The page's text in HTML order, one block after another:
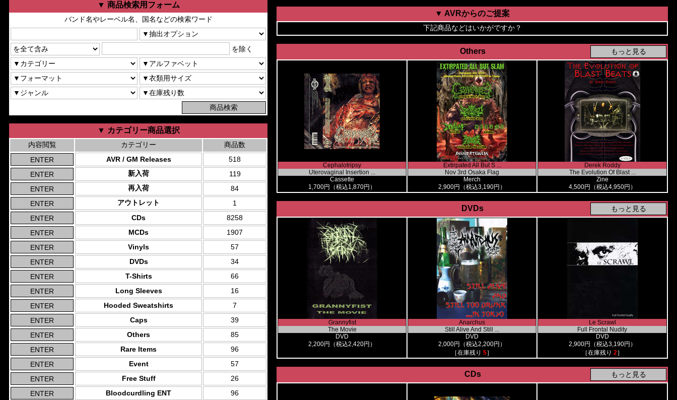
▼ 商品検索用フォーム
バンド名やレーベル名、国名などの検索ワード
を除く
▼ カテゴリー商品選択
内容閲覧 カテゴリー
商品数
AVR / GM Releases
518
新入荷
119
再入荷
84
アウトレット
1
CDs
8258
MCDs
1907
Vinyls
57
DVDs
34
T-Shirts
66
Long Sleeves
16
Hooded Sweatshirts
7
Caps
39
Others
85
Rare Items
96
Event
57
Free Stuff
26
Bloodcurdling ENT
96
▼ AVRからのご提案
下記商品などはいかがですか？
Others
Cephalotripsy
Uterovaginal Insertion ...
Cassette
1,700円（税込1,870円）
Extirpated All But S ...
Nov 3rd Osaka Flag
Merch
2,900円（税込3,190円）
Derek Roddy
The Evolution Of Blast ...
Zine
4,500円（税込4,950円）
DVDs
Grannyfist
The Movie
DVD
2,200円（税込2,420円）
Anarchus
Still Alive And Still ...
DVD
2,000円（税込2,200円）
［在庫残り 5］
Le Scrawl
Full Frontal Nudity
DVD
2,900円（税込3,190円）
［在庫残り 2］
CDs